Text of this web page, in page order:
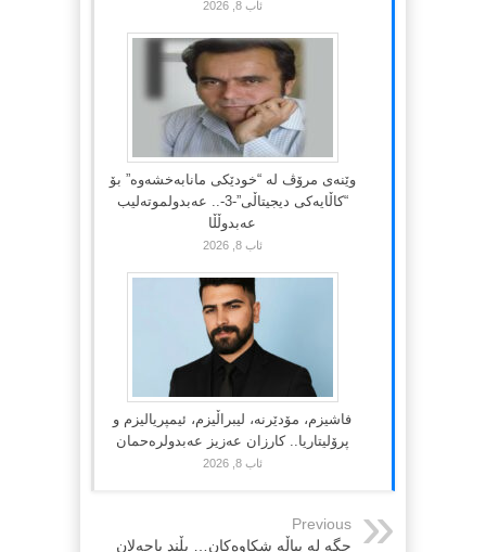
ئاب 8, 2026
وێنەی مرۆڤ لە “خودێکی مانابەخشەوە” بۆ
“کاڵایەکی دیجیتاڵی”-3-.. عەبدولموتەلیب
عەبدوڵڵا
ئاب 8, 2026
فاشیزم، مۆدێرنە، لیبراڵیزم، ئیمپریالیزم و
پرۆلیتاریا.. کارزان عەزیز عەبدولرەحمان
ئاب 8, 2026
Previous
جگه‌ له‌ پیاڵه‌ شكاوه‌كان… بڵند باجه‌لان